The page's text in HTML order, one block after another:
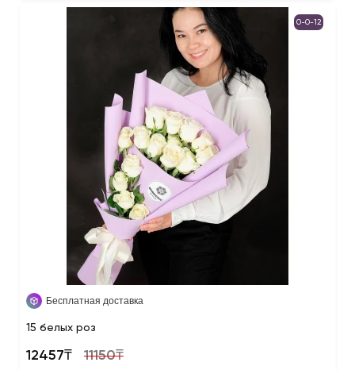
0-0-12
Бесплатная доставка
15 белых роз
12457₸ 11150₸